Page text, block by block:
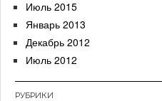
Июль 2015
Январь 2013
Декабрь 2012
Июль 2012
РУБРИКИ